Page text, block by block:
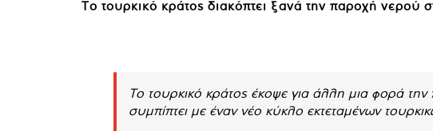
Το τουρκικό κράτος διακόπτει ξανά την παροχή νερού
Το τουρκικό κράτος έκοψε για άλλη μια φορά
συμπίπτει με έναν νέο κύκλο εκτεταμένων